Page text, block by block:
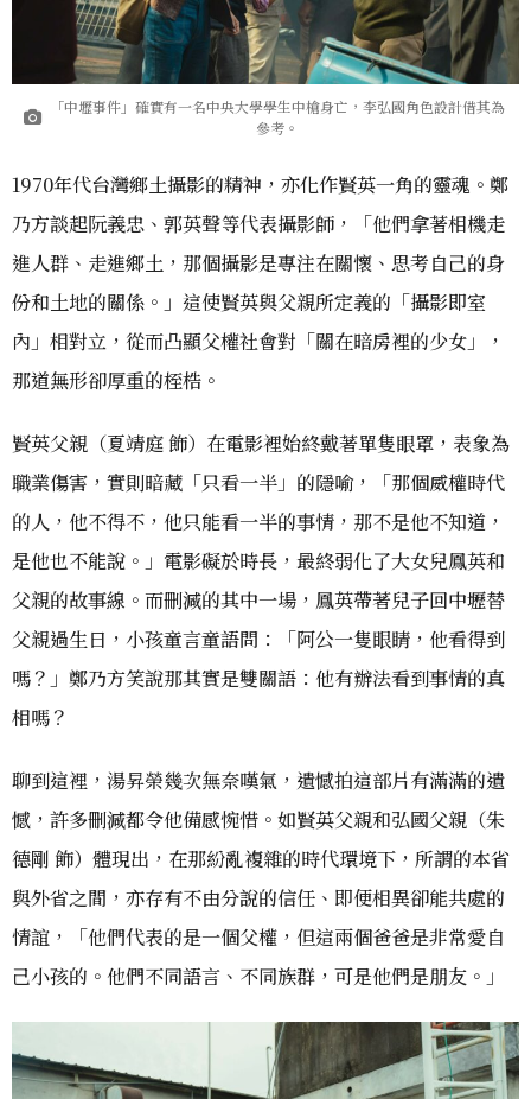
「中壢事件」確實有一名中央大學學生中槍身亡，李弘國角色設計借其為
參考。
1970年代台灣鄉土攝影的精神，亦化作賢英一角的靈魂。鄭
乃方談起阮義忠、郭英聲等代表攝影師，「他們拿著相機走
進人群、走進鄉土，那個攝影是專注在關懷、思考自己的身
份和土地的關係。」這使賢英與父親所定義的「攝影即室
內」相對立，從而凸顯父權社會對「關在暗房裡的少女」，
那道無形卻厚重的桎梏。
賢英父親（夏靖庭 飾）在電影裡始終戴著單隻眼罩，表象為
職業傷害，實則暗藏「只看一半」的隱喻，「那個威權時代
的人，他不得不，他只能看一半的事情，那不是他不知道，
是他也不能說。」電影礙於時長，最終弱化了大女兒鳳英和
父親的故事線。而刪減的其中一場，鳳英帶著兒子回中壢替
父親過生日，小孩童言童語問：「阿公一隻眼睛，他看得到
嗎？」鄭乃方笑說那其實是雙關語：他有辦法看到事情的真
相嗎？
聊到這裡，湯昇榮幾次無奈嘆氣，遺憾拍這部片有滿滿的遺
憾，許多刪減都令他備感惋惜。如賢英父親和弘國父親（朱
德剛 飾）體現出，在那紛亂複雜的時代環境下，所謂的本省
與外省之間，亦存有不由分說的信任、即便相異卻能共處的
情誼，「他們代表的是一個父權，但這兩個爸爸是非常愛自
己小孩的。他們不同語言、不同族群，可是他們是朋友。」